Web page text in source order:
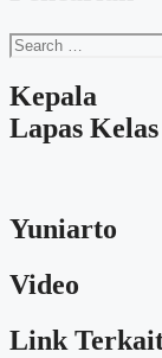
Search
for:
Kepala
Lapas
Yuniarto
Video
Link